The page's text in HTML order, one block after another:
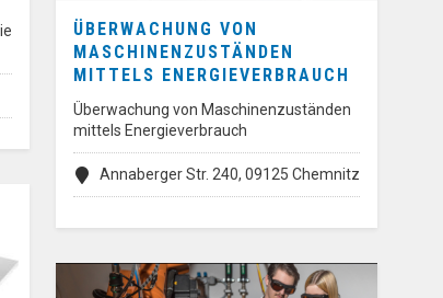
ÜBERWACHUNG VON
MASCHINENZUSTÄNDEN
MITTELS ENERGIEVERBRAUCH
Überwachung von Maschinenzuständen
mittels Energieverbrauch
Annaberger Str. 240, 09125 Chemnitz